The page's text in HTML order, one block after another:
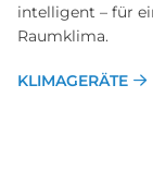
intelligent – für
Raumklima.
KLIMAGERÄTE